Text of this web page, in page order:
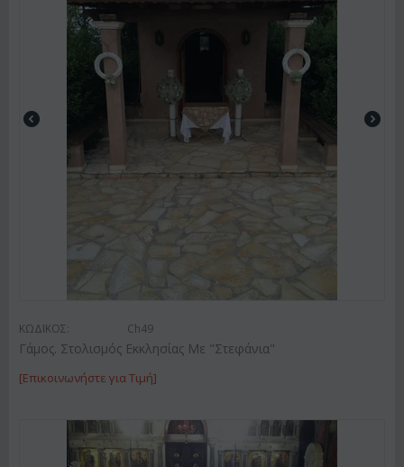
ΚΩΔΙΚΟΣ: Ch49
Γάμος. Στολισμός Εκκλησίας Με "Στεφάνια"
[Επικοινωνήστε για Τιμή]